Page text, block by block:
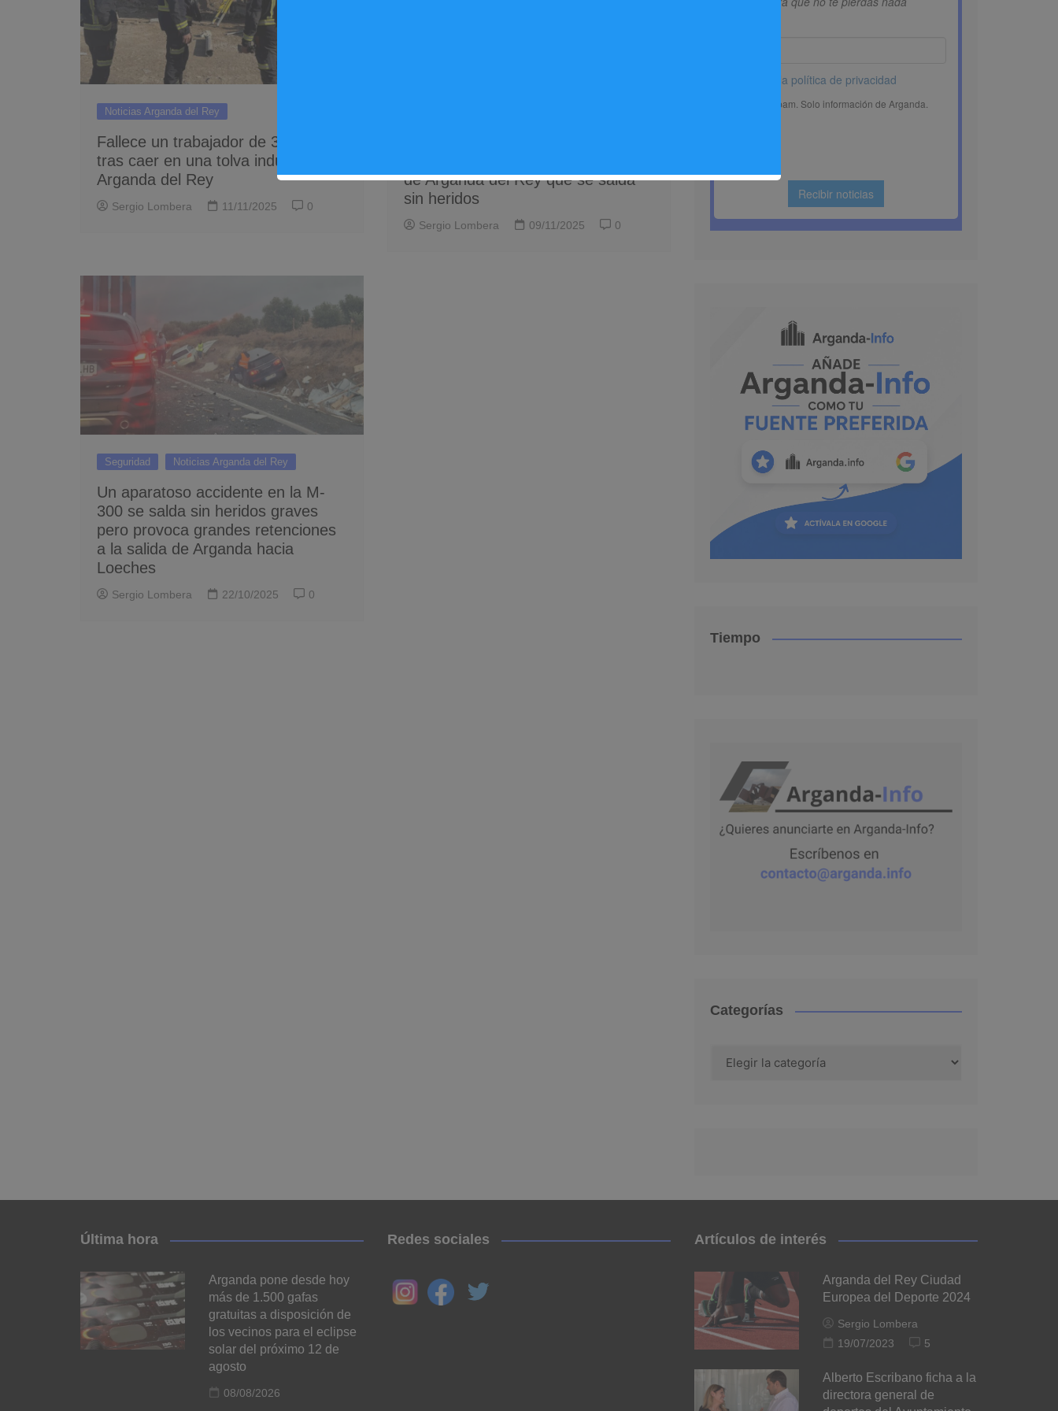
Noticias Arganda del Rey
Fallece un trabajador de 32 años
tras caer en una tolva industrial en
Arganda del Rey
Sergio Lombera 11/11/2025 0
de Arganda del Rey que se salda
sin heridos
Sergio Lombera 09/11/2025 0
Seguridad Noticias Arganda del Rey
Un aparatoso accidente en la M-
300 se salda sin heridos graves
pero provoca grandes retenciones
a la salida de Arganda hacia
Loeches
Sergio Lombera 22/10/2025 0
Tiempo
Categorías
Última hora
Arganda pone desde hoy
más de 1.500 gafas
gratuitas a disposición de
los vecinos para el eclipse
solar del próximo 12 de
agosto
08/08/2026
Redes sociales Artículos de interés
Arganda del Rey Ciudad
Europea del Deporte 2024
Sergio Lombera
19/07/2023
5
Alberto Escribano ficha a la
directora general de